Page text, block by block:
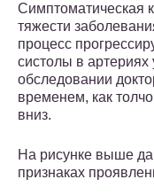
Симптоматическая
тяжести
процесс
систолы в артериях
обследовании
временем, как
вниз.
На рисунке выше
признаках